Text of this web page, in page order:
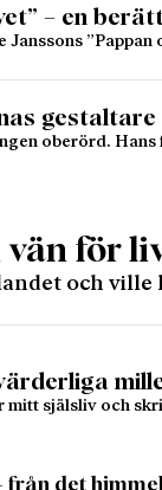
– en
”Pappan
gestaltare
oberörd.
för
och
själsliv och
från det